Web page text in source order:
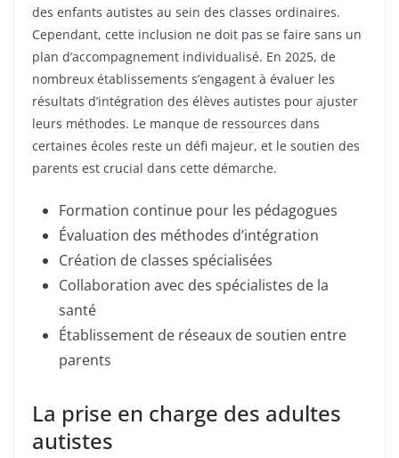
des enfants autistes au sein des classes ordinaires.
Cependant, cette inclusion ne doit pas se faire sans un
plan d’accompagnement individualisé. En 2025, de
nombreux établissements s’engagent à évaluer les
résultats d’intégration des élèves autistes pour ajuster
leurs méthodes. Le manque de ressources dans
certaines écoles reste un défi majeur, et le soutien des
parents est crucial dans cette démarche.
Formation continue pour les pédagogues
Évaluation des méthodes d’intégration
Création de classes spécialisées
Collaboration avec des spécialistes de la
santé
Établissement de réseaux de soutien entre
parents
La prise en charge des adultes
autistes